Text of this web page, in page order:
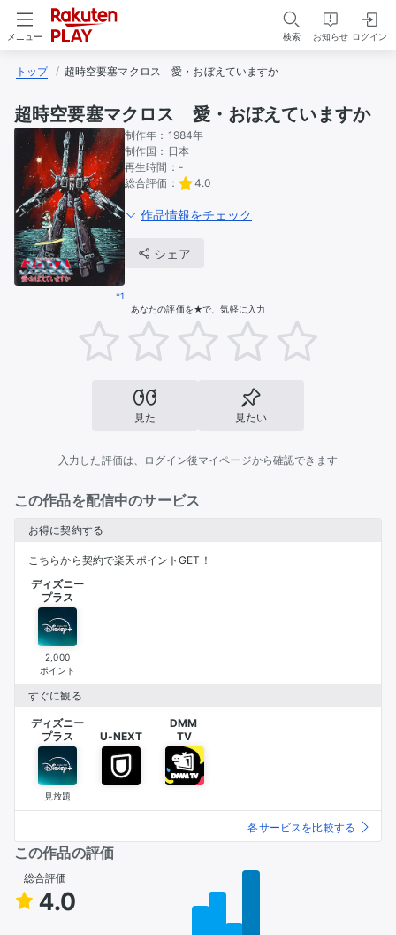
メニュー 検索 お知らせ ログイン
トップ 超時空要塞マクロス　愛・おぼえていますか
超時空要塞マクロス 愛・おぼえていますか
*1
制作年： 1984年
制作国： 日本
再生時間： -
総合評価：
4.0
作品情報をチェック
シェア
あなたの評価を★で、気軽に入力
見た 見たい
入力した評価は、ログイン後マイページから確認できます
この作品を配信中のサービス
お得に契約する
こちらから契約で楽天ポイントGET！
ディズニー
プラス
2,000
ポイント
すぐに観る
ディズニー
プラス
見放題
U-NEXT
DMM
TV
各サービスを比較する
この作品の評価
総合評価
4.0